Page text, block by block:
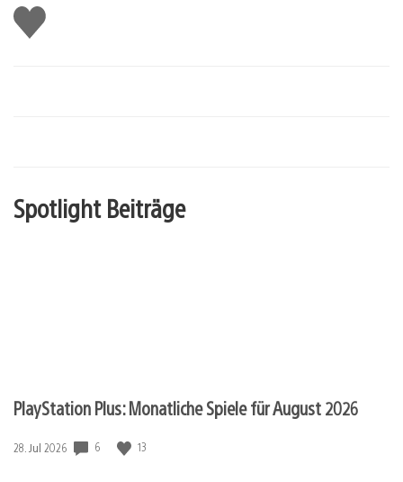
Gefällt
mir
Spotlight Beiträge
PlayStation Plus: Monatliche Spiele für August 2026
Veröffentlichungsdatum:
28. Jul 2026 6 13